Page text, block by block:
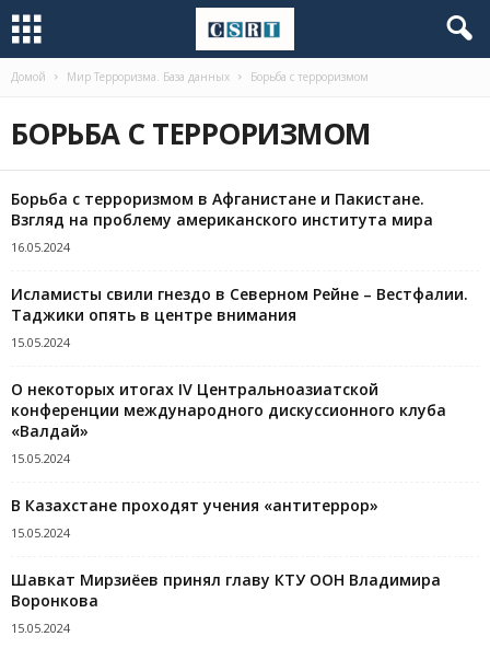
Домой Мир Терроризма. База данных Борьба с терроризмом
БОРЬБА С ТЕРРОРИЗМОМ
Борьба с терроризмом в Афганистане и Пакистане.
Взгляд на проблему американского института мира
16.05.2024
Исламисты свили гнездо в Северном Рейне – Вестфалии.
Таджики опять в центре внимания
15.05.2024
О некоторых итогах IV Центральноазиатской
конференции международного дискуссионного клуба
«Валдай»
15.05.2024
В Казахстане проходят учения «антитеррор»
15.05.2024
Шавкат Мирзиёев принял главу КТУ ООН Владимира
Воронкова
15.05.2024